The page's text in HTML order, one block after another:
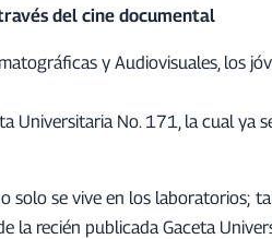
del cine documental
y Audiovisuales, los
No. 171, la cual ya
solo se vive en los laboratorios;
la recién publicada Gaceta